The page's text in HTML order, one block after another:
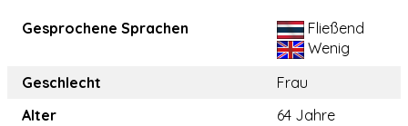
Gesprochene Sprachen
Fließend
Wenig
Geschlecht
Frau
Alter
64 Jahre